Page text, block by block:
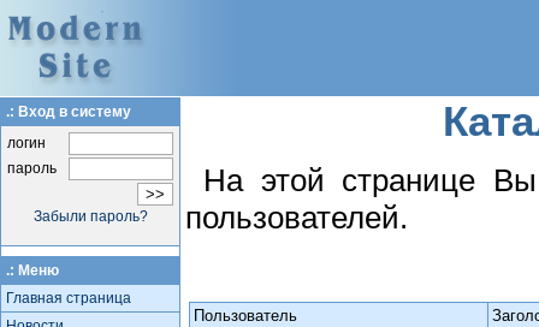
На этой странице
пользователей.
Пользователь
.: Вход в систему
логин
пароль
Забыли пароль?
.: Меню
Главная страница